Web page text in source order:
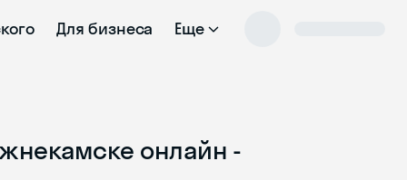
Для бизнеса Еще
онлайн -